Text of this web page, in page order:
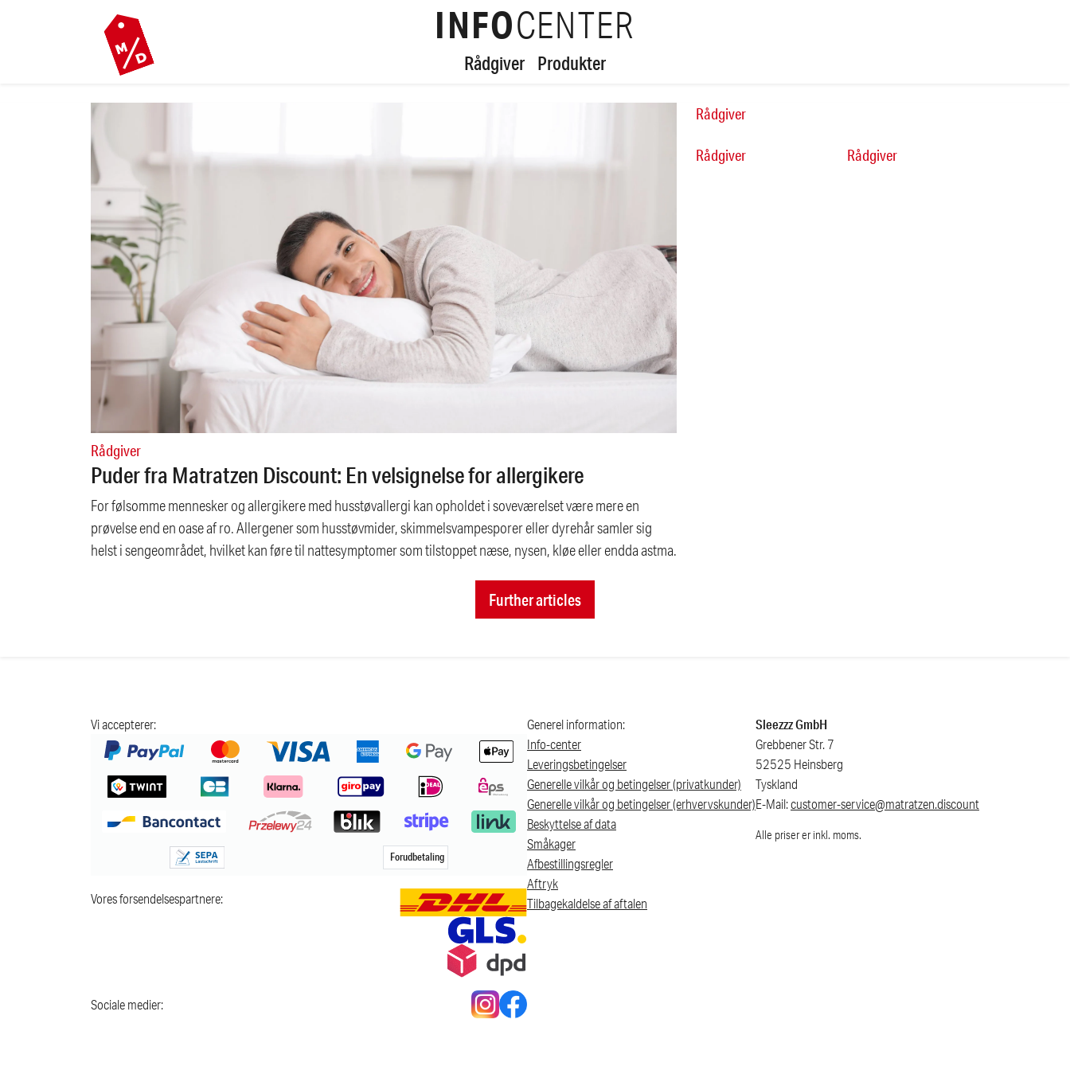
INFOCENTER
Rådgiver Produkter
Rådgiver
Puder fra Matratzen Discount: En velsignelse for allergikere
For følsomme mennesker og allergikere med husstøvallergi kan opholdet i soveværelset være mere en
prøvelse end en oase af ro. Allergener som husstøvmider, skimmelsvampesporer eller dyrehår samler sig
helst i sengeområdet, hvilket kan føre til nattesymptomer som tilstoppet næse, nysen, kløe eller endda astma.
Rådgiver
Rådgiver Rådgiver
Further articles
Vi accepterer:
Forudbetaling
Vores forsendelsespartnere:
Sociale medier:
Generel information:
Info-center
Leveringsbetingelser
Generelle vilkår og betingelser (privatkunder)
Generelle vilkår og betingelser (erhvervskunder)
Beskyttelse af data
Småkager
Afbestillingsregler
Aftryk
Tilbagekaldelse af aftalen
Sleezzz GmbH
Grebbener Str. 7
52525 Heinsberg
Tyskland
E-Mail:customer-service@matratzen.discount
Alle priser er inkl. moms.